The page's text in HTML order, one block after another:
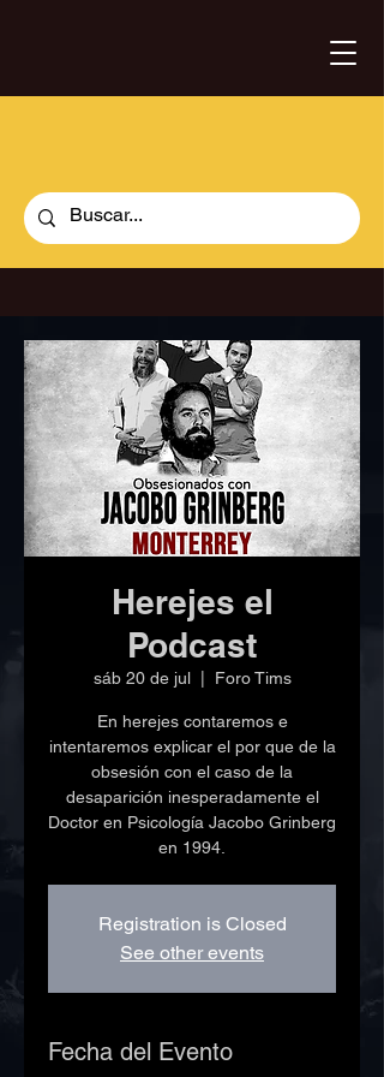
Herejes el
Podcast
sáb 20 de jul
  |
Foro Tims
En herejes contaremos e
intentaremos explicar el por que de la
obsesión con el caso de la
desaparición inesperadamente el
Doctor en Psicología Jacobo Grinberg
en 1994.
Registration is Closed
See other events
Fecha del Evento